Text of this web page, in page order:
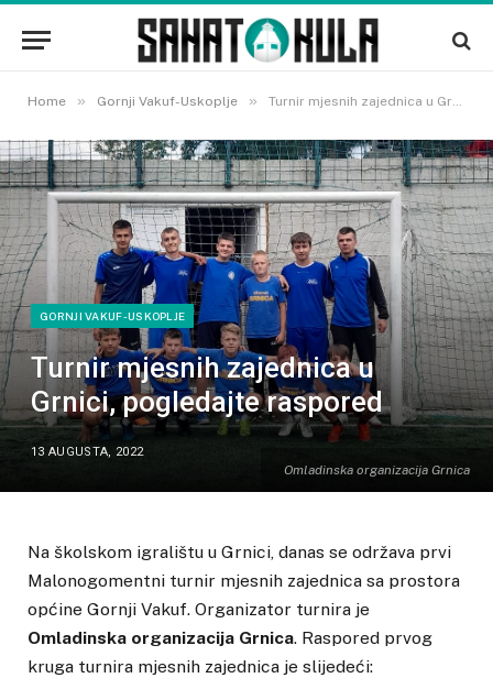
Home » Gornji Vakuf-Uskoplje » Turnir mjesnih zajednica u Grnici, pogledajte raspored
Omladinska organizacija Grnica
GORNJI VAKUF-USKOPLJE
Turnir mjesnih zajednica u
Grnici, pogledajte raspored
13 AUGUSTA, 2022
Na školskom igralištu u Grnici, danas se održava prvi
Malonogomentni turnir mjesnih zajednica sa prostora
općine Gornji Vakuf. Organizator turnira je
Omladinska organizacija Grnica. Raspored prvog
kruga turnira mjesnih zajednica je slijedeći: